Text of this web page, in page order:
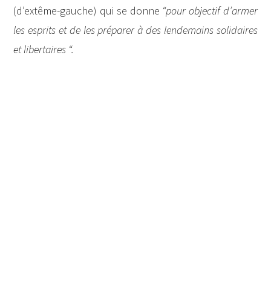
(d’extême-gauche) qui se donne “pour objectif d’armer
les esprits et de les préparer à des lendemains solidaires
et libertaires “.